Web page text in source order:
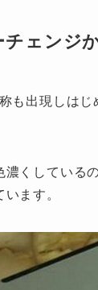
ェンジ
も出現しは
濃くしている
ます。